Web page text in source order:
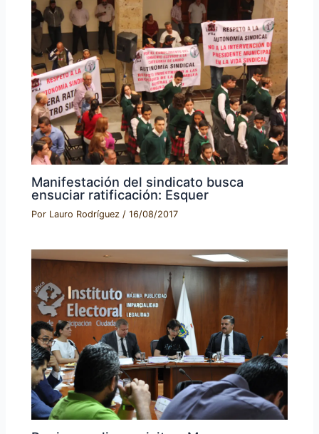
Manifestación del sindicato busca
ensuciar ratificación: Esquer
Por Lauro Rodríguez /16/08/2017